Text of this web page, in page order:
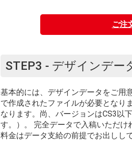
ご注
STEP3 - デザインデー
基本的には、デザインデータをご用
で作成されたファイルが必要となり
なります。尚、バージョンはCS3以
す。）。 完全データで入稿いただ
料金はデータ支給の前提でお出しし